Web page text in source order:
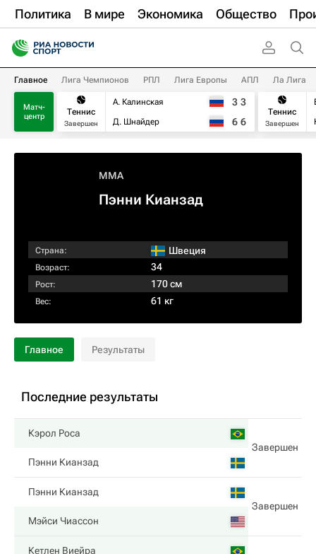
Политика В мире Экономика Общество
Главное Лига Чемпионов РПЛ Лига Европы АПЛ Ла Лига
Матч-
центр
Теннис
Завершен
А. Калинская
Д. Шнайдер
3 3
6 6
Теннис
Завершен
MMA
Пэнни Кианзад
Страна: Швеция
Возраст: 34
Рост: 170 см
Вес: 61 кг
Главное Результаты
Последние результаты
Кэрол Роса
Завершен
Пэнни Кианзад
Пэнни Кианзад
Завершен
Мэйси Чиассон
Кетлен Виейра